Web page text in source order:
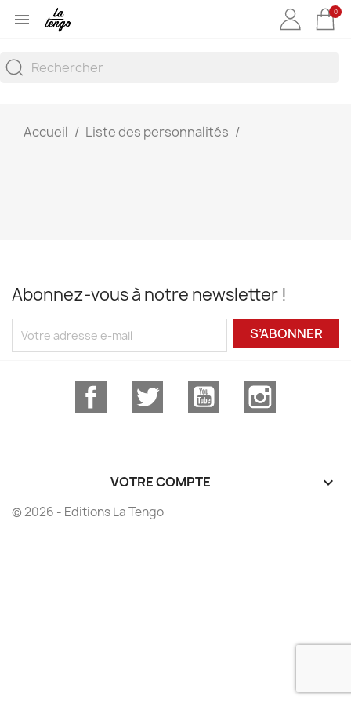
 0
Accueil Liste des personnalités
Abonnez-vous à notre newsletter !
S’ABONNER
Facebook Twitter YouTube
VOTRE COMPTE 
© 2026 - Editions La Tengo